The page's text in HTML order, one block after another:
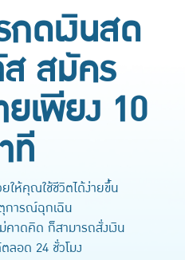
ดเงินสด
สมัคร
เพียง 10
ที
ยให้คุณใช้ชีวิตได้ง่ายขึ้น
การณ์ฉุกเฉิน
คาดคิด ก็สามารถสั่งเงิน
ลอด 24 ชั่วโมง